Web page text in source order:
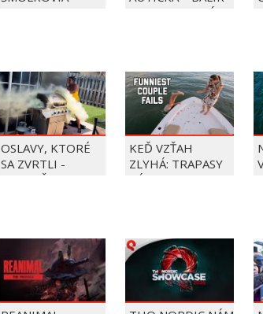
PIERRE PRECLÍK
OSLAVY, KTORÉ
SA ZVRTLI -
NAJLEPŠIE
KEĎ VZŤAH
ZLYHÁ: TRAPASY
PÁROV